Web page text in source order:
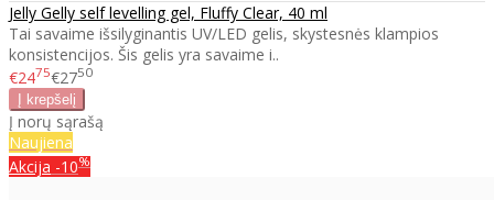
Jelly Gelly self levelling gel, Fluffy Clear, 40 ml
Tai savaime išsilyginantis UV/LED gelis, skystesnės klampios
konsistencijos. Šis gelis yra savaime i..
€2475€2750
Į norų sąrašą
Naujiena
Akcija -10%